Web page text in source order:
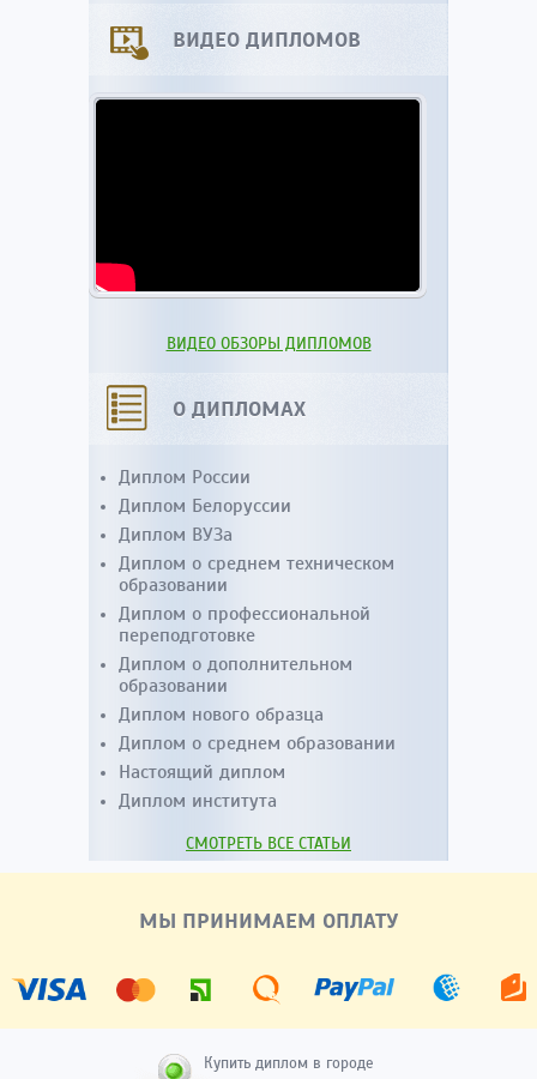
ВИДЕО ДИПЛОМОВ
ВИДЕО ОБЗОРЫ ДИПЛОМОВ
О ДИПЛОМАХ
Диплом России
Диплом Белоруссии
Диплом ВУЗа
Диплом о среднем техническом
образовании
Диплом о профессиональной
переподготовке
Диплом о дополнительном
образовании
Диплом нового образца
Диплом о среднем образовании
Настоящий диплом
Диплом института
СМОТРЕТЬ ВСЕ СТАТЬИ
МЫ ПРИНИМАЕМ ОПЛАТУ
Купить диплом в городе